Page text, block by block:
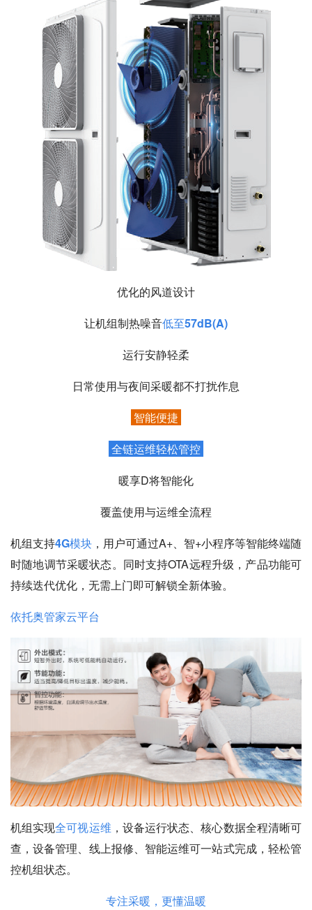
优化的风道设计
让机组制热噪音低至57dB(A)
运行安静轻柔
日常使用与夜间采暖都不打扰作息
智能便捷
全链运维轻松管控
暖享D将智能化
覆盖使用与运维全流程
机组支持4G模块 ，用户可通过A+、智+小程序等智能终端随
时随地调节采暖状态。同时支持OTA远程升级，产品功能可
持续迭代优化，无需上门即可解锁全新体验。
依托奥管家云平台
机组实现全可视运维 ，设备运行状态、核心数据全程清晰可
查，设备管理、线上报修、智能运维可一站式完成，轻松管
控机组状态。
专注采暖，更懂温暖